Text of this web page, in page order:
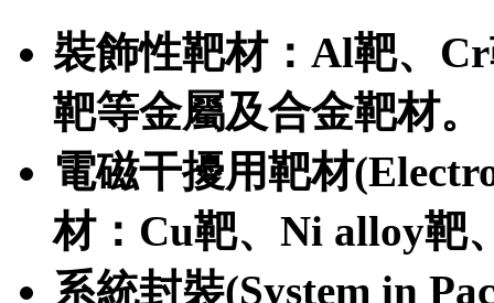
裝飾性靶材：Al靶、
靶等金屬及合金靶材。
電磁干擾用靶材
材：Cu靶、Ni alloy靶
系統封裝(System in